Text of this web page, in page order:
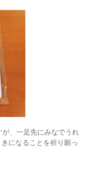
、一足先にみなでうれ
になることを祈り願っ